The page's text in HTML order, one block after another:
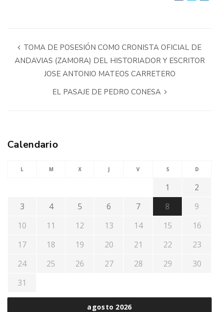
TOMA DE POSESIÓN COMO CRONISTA OFICIAL DE
ANDAVIAS (ZAMORA) DEL HISTORIADOR Y ESCRITOR
JOSE ANTONIO MATEOS CARRETERO
EL PASAJE DE PEDRO CONESA
Calendario
agosto 2026
L M X J V S D
1
2
3
4 5 6 7 8
9
10
11 12 13 14 15
16
17
18 19 20 21 22
23
24
25 26 27 28 29
30
31